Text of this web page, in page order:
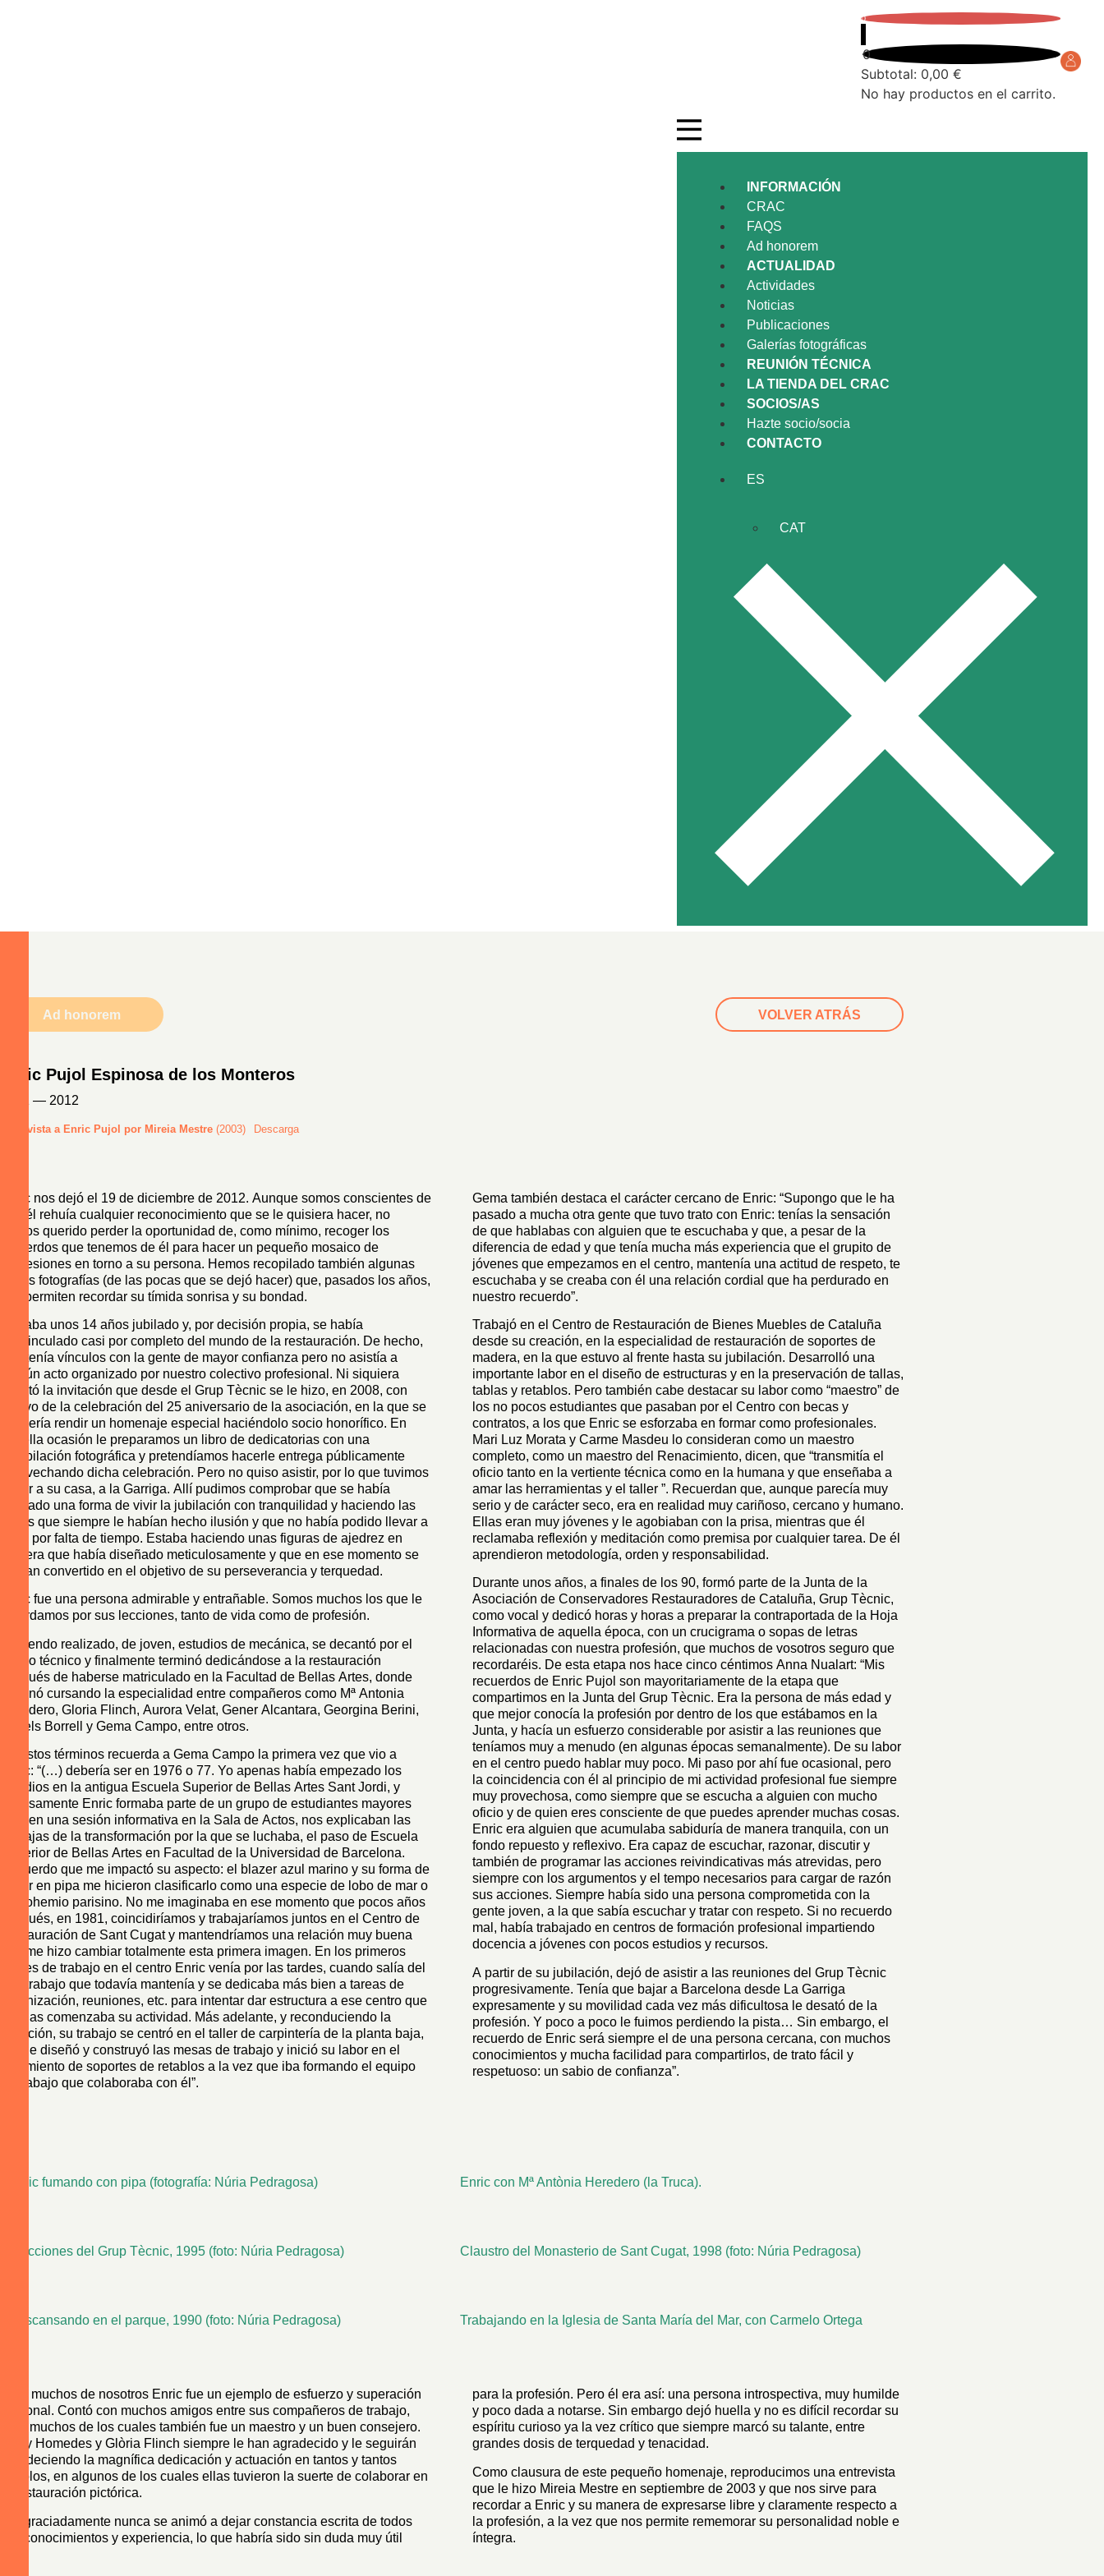
0
0
Subtotal: 0,00€
No hay productos en el carrito.
INFORMACIÓN
CRAC
FAQS
Ad honorem
ACTUALIDAD
Actividades
Noticias
Publicaciones
Galerías fotográficas
REUNIÓN TÉCNICA
LA TIENDA DEL CRAC
SOCIOS/AS
Hazte socio/socia
CONTACTO
ES
CAT
Ad honorem VOLVER ATRÁS
Enric Pujol Espinosa de los Monteros
1931 — 2012
Entrevista a Enric Pujol por Mireia Mestre (2003) Descarga
Enric nos dejó el 19 de diciembre de 2012. Aunque somos conscientes de
que él rehuía cualquier reconocimiento que se le quisiera hacer, no
hemos querido perder la oportunidad de, como mínimo, recoger los
recuerdos que tenemos de él para hacer un pequeño mosaico de
impresiones en torno a su persona. Hemos recopilado también algunas
de las fotografías (de las pocas que se dejó hacer) que, pasados los años,
nos permiten recordar su tímida sonrisa y su bondad.
Llevaba unos 14 años jubilado y, por decisión propia, se había
desvinculado casi por completo del mundo de la restauración. De hecho,
mantenía vínculos con la gente de mayor confianza pero no asistía a
ningún acto organizado por nuestro colectivo profesional. Ni siquiera
aceptó la invitación que desde el Grup Tècnic se le hizo, en 2008, con
motivo de la celebración del 25 aniversario de la asociación, en la que se
le quería rendir un homenaje especial haciéndolo socio honorífico. En
aquella ocasión le preparamos un libro de dedicatorias con una
recopilación fotográfica y pretendíamos hacerle entrega públicamente
aprovechando dicha celebración. Pero no quiso asistir, por lo que tuvimos
que ir a su casa, a la Garriga. Allí pudimos comprobar que se había
buscado una forma de vivir la jubilación con tranquilidad y haciendo las
cosas que siempre le habían hecho ilusión y que no había podido llevar a
cabo por falta de tiempo. Estaba haciendo unas figuras de ajedrez en
madera que había diseñado meticulosamente y que en ese momento se
habían convertido en el objetivo de su perseverancia y terquedad.
Enric fue una persona admirable y entrañable. Somos muchos los que le
recordamos por sus lecciones, tanto de vida como de profesión.
Habiendo realizado, de joven, estudios de mecánica, se decantó por el
dibujo técnico y finalmente terminó dedicándose a la restauración
después de haberse matriculado en la Facultad de Bellas Artes, donde
terminó cursando la especialidad entre compañeros como Mª Antonia
Heredero, Gloria Flinch, Aurora Velat, Gener Alcantara, Georgina Berini,
Àngels Borrell y Gema Campo, entre otros.
En estos términos recuerda a Gema Campo la primera vez que vio a
Enric: “(…) debería ser en 1976 o 77. Yo apenas había empezado los
estudios en la antigua Escuela Superior de Bellas Artes Sant Jordi, y
precisamente Enric formaba parte de un grupo de estudiantes mayores
que, en una sesión informativa en la Sala de Actos, nos explicaban las
ventajas de la transformación por la que se luchaba, el paso de Escuela
Superior de Bellas Artes en Facultad de la Universidad de Barcelona.
Recuerdo que me impactó su aspecto: el blazer azul marino y su forma de
fumar en pipa me hicieron clasificarlo como una especie de lobo de mar o
de bohemio parisino. No me imaginaba en ese momento que pocos años
después, en 1981, coincidiríamos y trabajaríamos juntos en el Centro de
Restauración de Sant Cugat y mantendríamos una relación muy buena
que me hizo cambiar totalmente esta primera imagen. En los primeros
meses de trabajo en el centro Enric venía por las tardes, cuando salía del
otro trabajo que todavía mantenía y se dedicaba más bien a tareas de
organización, reuniones, etc. para intentar dar estructura a ese centro que
apenas comenzaba su actividad. Más adelante, y reconduciendo la
situación, su trabajo se centró en el taller de carpintería de la planta baja,
donde diseñó y construyó las mesas de trabajo y inició su labor en el
tratamiento de soportes de retablos a la vez que iba formando el equipo
de trabajo que colaboraba con él”.
Gema también destaca el carácter cercano de Enric: “Supongo que le ha
pasado a mucha otra gente que tuvo trato con Enric: tenías la sensación
de que hablabas con alguien que te escuchaba y que, a pesar de la
diferencia de edad y que tenía mucha más experiencia que el grupito de
jóvenes que empezamos en el centro, mantenía una actitud de respeto, te
escuchaba y se creaba con él una relación cordial que ha perdurado en
nuestro recuerdo”.
Trabajó en el Centro de Restauración de Bienes Muebles de Cataluña
desde su creación, en la especialidad de restauración de soportes de
madera, en la que estuvo al frente hasta su jubilación. Desarrolló una
importante labor en el diseño de estructuras y en la preservación de tallas,
tablas y retablos. Pero también cabe destacar su labor como “maestro” de
los no pocos estudiantes que pasaban por el Centro con becas y
contratos, a los que Enric se esforzaba en formar como profesionales.
Mari Luz Morata y Carme Masdeu lo consideran como un maestro
completo, como un maestro del Renacimiento, dicen, que “transmitía el
oficio tanto en la vertiente técnica como en la humana y que enseñaba a
amar las herramientas y el taller ”. Recuerdan que, aunque parecía muy
serio y de carácter seco, era en realidad muy cariñoso, cercano y humano.
Ellas eran muy jóvenes y le agobiaban con la prisa, mientras que él
reclamaba reflexión y meditación como premisa por cualquier tarea. De él
aprendieron metodología, orden y responsabilidad.
Durante unos años, a finales de los 90, formó parte de la Junta de la
Asociación de Conservadores Restauradores de Cataluña, Grup Tècnic,
como vocal y dedicó horas y horas a preparar la contraportada de la Hoja
Informativa de aquella época, con un crucigrama o sopas de letras
relacionadas con nuestra profesión, que muchos de vosotros seguro que
recordaréis. De esta etapa nos hace cinco céntimos Anna Nualart: “Mis
recuerdos de Enric Pujol son mayoritariamente de la etapa que
compartimos en la Junta del Grup Tècnic. Era la persona de más edad y
que mejor conocía la profesión por dentro de los que estábamos en la
Junta, y hacía un esfuerzo considerable por asistir a las reuniones que
teníamos muy a menudo (en algunas épocas semanalmente). De su labor
en el centro puedo hablar muy poco. Mi paso por ahí fue ocasional, pero
la coincidencia con él al principio de mi actividad profesional fue siempre
muy provechosa, como siempre que se escucha a alguien con mucho
oficio y de quien eres consciente de que puedes aprender muchas cosas.
Enric era alguien que acumulaba sabiduría de manera tranquila, con un
fondo repuesto y reflexivo. Era capaz de escuchar, razonar, discutir y
también de programar las acciones reivindicativas más atrevidas, pero
siempre con los argumentos y el tempo necesarios para cargar de razón
sus acciones. Siempre había sido una persona comprometida con la
gente joven, a la que sabía escuchar y tratar con respeto. Si no recuerdo
mal, había trabajado en centros de formación profesional impartiendo
docencia a jóvenes con pocos estudios y recursos.
A partir de su jubilación, dejó de asistir a las reuniones del Grup Tècnic
progresivamente. Tenía que bajar a Barcelona desde La Garriga
expresamente y su movilidad cada vez más dificultosa le desató de la
profesión. Y poco a poco le fuimos perdiendo la pista… Sin embargo, el
recuerdo de Enric será siempre el de una persona cercana, con muchos
conocimientos y mucha facilidad para compartirlos, de trato fácil y
respetuoso: un sabio de confianza”.
Enric fumando con pipa (fotografía: Núria Pedragosa) Enric con Mª Antònia Heredero (la Truca).
Elecciones del Grup Tècnic, 1995 (foto: Núria Pedragosa) Claustro del Monasterio de Sant Cugat, 1998 (foto: Núria Pedragosa)
Descansando en el parque, 1990 (foto: Núria Pedragosa) Trabajando en la Iglesia de Santa María del Mar, con Carmelo Ortega
Para muchos de nosotros Enric fue un ejemplo de esfuerzo y superación
personal. Contó con muchos amigos entre sus compañeros de trabajo,
para muchos de los cuales también fue un maestro y un buen consejero.
Vicky Homedes y Glòria Flinch siempre le han agradecido y le seguirán
agradeciendo la magnífica dedicación y actuación en tantos y tantos
retablos, en algunos de los cuales ellas tuvieron la suerte de colaborar en
la restauración pictórica.
Desgraciadamente nunca se animó a dejar constancia escrita de todos
sus conocimientos y experiencia, lo que habría sido sin duda muy útil
para la profesión. Pero él era así: una persona introspectiva, muy humilde
y poco dada a notarse. Sin embargo dejó huella y no es difícil recordar su
espíritu curioso ya la vez crítico que siempre marcó su talante, entre
grandes dosis de terquedad y tenacidad.
Como clausura de este pequeño homenaje, reproducimos una entrevista
que le hizo Mireia Mestre en septiembre de 2003 y que nos sirve para
recordar a Enric y su manera de expresarse libre y claramente respecto a
la profesión, a la vez que nos permite rememorar su personalidad noble e
íntegra.